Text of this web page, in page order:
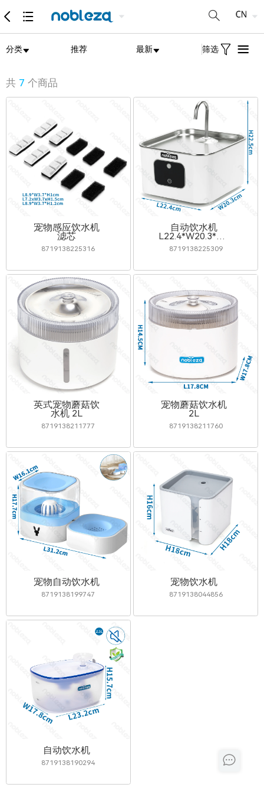
分类 推荐 最新 筛选
共 7 个商品
宠物感应饮水机
滤芯
8719138225316
自动饮水机
L22.4*W20.3*H22.5cm
4L
8719138225309
英式宠物蘑菇饮
水机 2L
8719138211777
宠物蘑菇饮水机
2L
8719138211760
宠物自动饮水机
8719138199747
宠物饮水机
8719138044856
自动饮水机
8719138190294